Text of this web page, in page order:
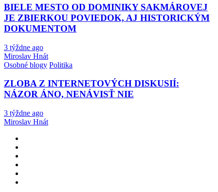
BIELE MESTO OD DOMINIKY SAKMÁROVEJ
JE ZBIERKOU POVIEDOK, AJ HISTORICKÝM
DOKUMENTOM
3 týždne ago
Miroslav Hnát
Osobné blogy Politika
ZLOBA Z INTERNETOVÝCH DISKUSIÍ:
NÁZOR ÁNO, NENÁVISŤ NIE
3 týždne ago
Miroslav Hnát